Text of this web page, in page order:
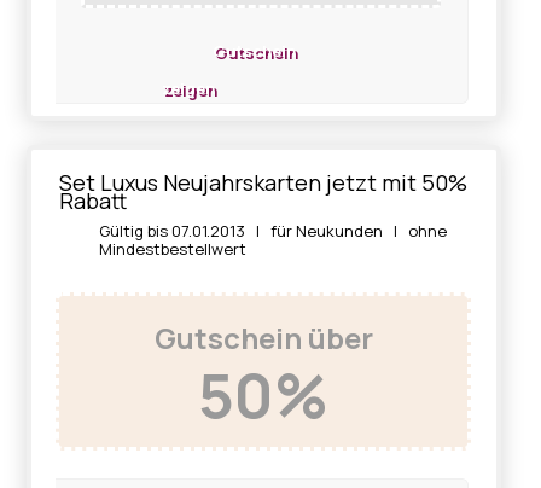
Gutschein
zeigen
Set Luxus Neujahrskarten jetzt mit 50%
Rabatt
Gültig bis 07.01.2013 | für Neukunden | ohne
Mindestbestellwert
Gutschein über
50%